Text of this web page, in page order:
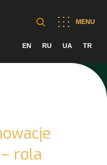
MENU
EN RU UA TR
rola